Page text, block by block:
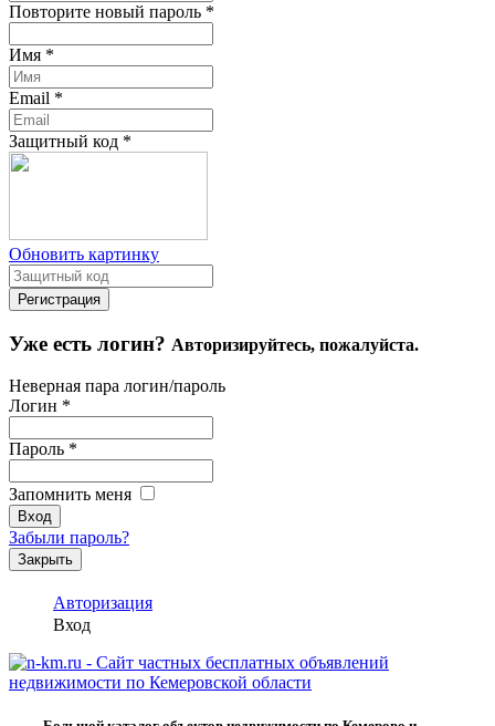
Повторите новый пароль *
Имя *
Email *
Защитный код *
Обновить картинку
Уже есть логин? Авторизируйтесь, пожалуйста.
Неверная пара логин/пароль
Логин *
Пароль *
Запомнить меня
Забыли пароль?
Закрыть
Авторизация
Вход